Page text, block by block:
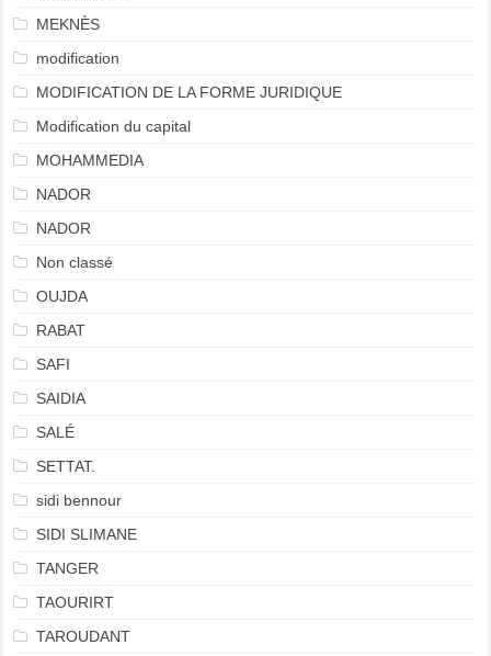
MEKNÈS
modification
MODIFICATION DE LA FORME JURIDIQUE
Modification du capital
MOHAMMEDIA
NADOR
NADOR
Non classé
OUJDA
RABAT
SAFI
SAIDIA
SALÉ
SETTAT.
sidi bennour
SIDI SLIMANE
TANGER
TAOURIRT
TAROUDANT